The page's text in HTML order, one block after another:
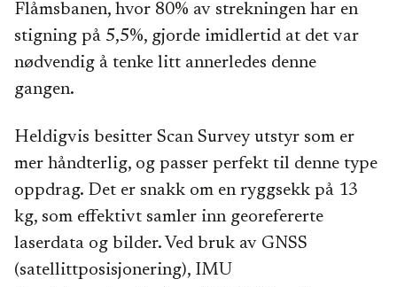
Flåmsbanen, hvor 80% av strekningen har en
stigning på 5,5%, gjorde imidlertid at det var
nødvendig å tenke litt annerledes denne
gangen.
Heldigvis besitter Scan Survey utstyr som er
mer håndterlig, og passer perfekt til denne type
oppdrag. Det er snakk om en ryggsekk på 13
kg, som effektivt samler inn georefererte
laserdata og bilder. Ved bruk av GNSS
(satellittposisjonering), IMU